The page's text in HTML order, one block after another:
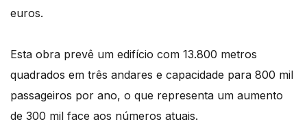
euros.
Esta obra prevê um edifício com 13.800 metros
quadrados em três andares e capacidade para 800 mil
passageiros por ano, o que representa um aumento
de 300 mil face aos números atuais.